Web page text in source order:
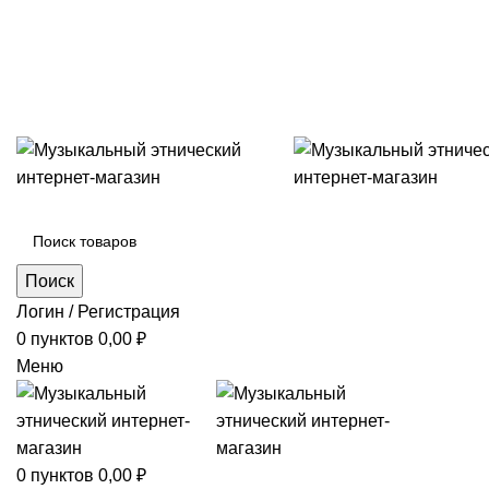
Поиск
Логин / Регистрация
0 пунктов 0,00 ₽
Меню
0 пунктов 0,00 ₽